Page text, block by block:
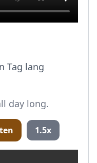
Tag lang
day long.
1.5x